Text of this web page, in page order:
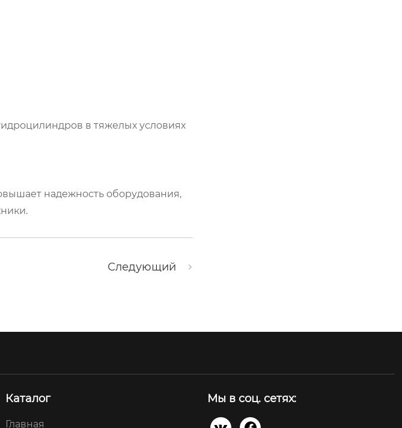
в тяжелых условиях
надежность оборудования,
Следующий
Каталог
Главная
Мы в соц. сетях: